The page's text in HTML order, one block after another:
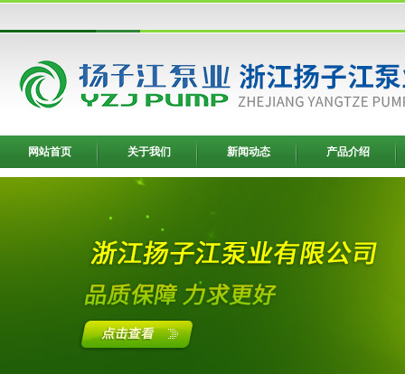
网站首页 关于我们 新闻动态 产品介绍